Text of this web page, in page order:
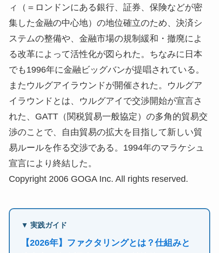
ィ（＝ロンドンにある銀行、証券、保険などが密
集した金融の中心地）の地位確立のため、決済シ
ステムの整備や、金融市場の規制緩和・撤廃によ
る改革によって活性化が図られた。ちなみに日本
でも1996年に金融ビッグバンが提唱されている。
またウルグアイラウンドが開催された。ウルグア
イラウンドとは、ウルグアイで交渉開始が宣言さ
れた、GATT（関税貿易一般協定）の多角的貿易交
渉のことで、自由貿易の拡大を目指して新しい貿
易ルールを作る交渉である。1994年のマラケシュ
宣言により終結した。
Copyright 2006 GOGA Inc. All rights reserved.
▼ 実践ガイド
【2026年】ファクタリングとは？仕組みと